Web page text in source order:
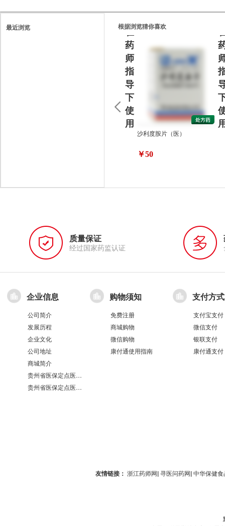
最近浏览 根据浏览猜你喜欢
在
药
师
指
导
下
使
用
沙利度胺片（医）
￥50
质量保证
经过国家药监认证
企业信息
公司简介
发展历程
企业文化
公司地址
商城简介
贵州省医保定点医疗机构医保服务情况表（第551分店）
贵州省医保定点医疗机构医保服务情况表（第100分店）
购物须知
免费注册
商城购物
微信购物
康付通使用指南
支付方式
支付宝支付
微信支付
银联支付
康付通支付
友情链接： 浙江药师网| 寻医问药网| 中华保健食